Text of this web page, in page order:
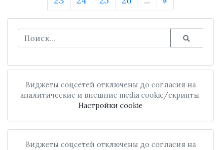
Виджеты соцсетей отключены до согласия на
аналитические и внешние media cookie/скрипты.
Настройки cookie
Виджеты соцсетей отключены до согласия на